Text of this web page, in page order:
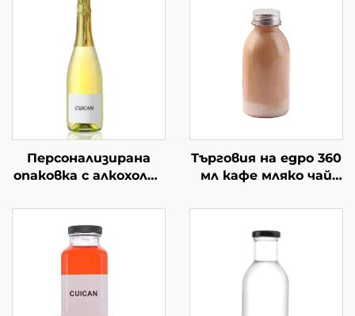
Персонализирана
опаковка с алкохолни
стъклено вино
Търговия на едро 360
мл кафе мляко чай
стъклени бутилки
за сок